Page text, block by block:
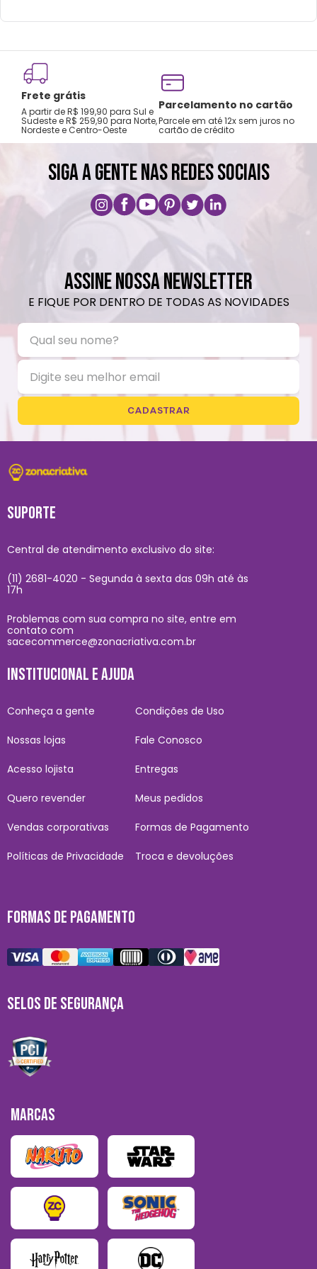
Frete grátis
A partir de R$ 199,90 para Sul e
Sudeste e R$ 259,90 para Norte,
Nordeste e Centro-Oeste
Parcelamento no cartão
Parcele em até 12x sem juros no
cartão de crédito
SIGA A GENTE NAS REDES SOCIAIS
ASSINE NOSSA NEWSLETTER
E FIQUE POR DENTRO DE TODAS AS NOVIDADES
CADASTRAR
SUPORTE
Central de atendimento exclusivo do site:
(11) 2681-4020 - Segunda à sexta das 09h até às
17h
Problemas com sua compra no site, entre em
contato com
sacecommerce@zonacriativa.com.br
INSTITUCIONAL E AJUDA
Conheça a gente
Nossas lojas
Acesso lojista
Quero revender
Vendas corporativas
Políticas de Privacidade
Condições de Uso
Fale Conosco
Entregas
Meus pedidos
Formas de Pagamento
Troca e devoluções
FORMAS DE PAGAMENTO
SELOS DE SEGURANÇA
MARCAS